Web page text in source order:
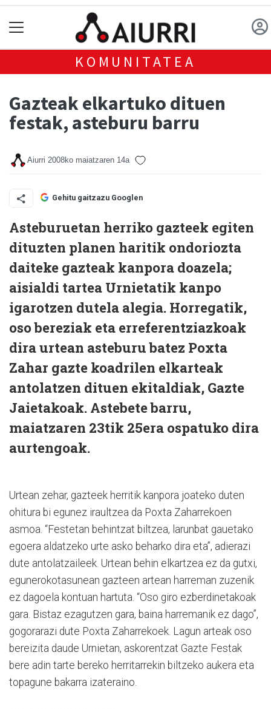
KOMUNITATEA
Gazteak elkartuko dituen
festak, asteburu barru
Aiurri 2008ko maiatzaren 14a
Gehitu gaitzazu Googlen
Asteburuetan herriko gazteek egiten
dituzten planen haritik ondoriozta
daiteke gazteak kanpora doazela;
aisialdi tartea Urnietatik kanpo
igarotzen dutela alegia. Horregatik,
oso bereziak eta erreferentziazkoak
dira urtean asteburu batez Poxta
Zahar gazte koadrilen elkarteak
antolatzen dituen ekitaldiak, Gazte
Jaietakoak. Astebete barru,
maiatzaren 23tik 25era ospatuko dira
aurtengoak.
Urtean zehar, gazteek herritik kanpora joateko duten
ohitura bi egunez iraultzea da Poxta Zaharrekoen
asmoa. “Festetan behintzat biltzea, larunbat gauetako
egoera aldatzeko urte asko beharko dira eta”, adierazi
dute antolatzaileek. Urtean behin elkartzea ez da gutxi,
egunerokotasunean gazteen artean harreman zuzenik
ez dagoela kontuan hartuta. “Oso giro ezberdinetakoak
gara. Bistaz ezagutzen gara, baina harremanik ez dago”,
gogorarazi dute Poxta Zaharrekoek. Lagun arteak oso
bereizita daude Urnietan, askorentzat Gazte Festak
bere adin tarte bereko herritarrekin biltzeko aukera eta
topagune bakarra izateraino.